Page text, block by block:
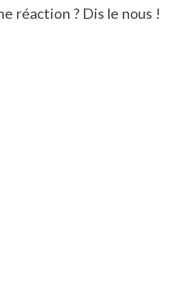
réaction ? Dis le nous !